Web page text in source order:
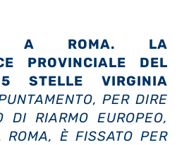
A ROMA. LA
PROVINCIALE DEL
5 STELLE VIRGINIA
PER DIRE
DI RIARMO EUROPEO,
ROMA, È FISSATO PER